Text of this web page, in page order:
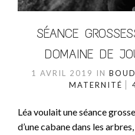
SÉANCE
DOMAINE DE
1 AVRIL 2019 IN
MATERNITÉ
Léa voulait une séance
d’une cabane dans les